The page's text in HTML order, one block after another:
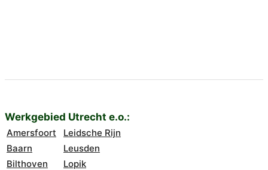
Werkgebied Utrecht e.o.:
Amersfoort
Leidsche Rijn
Baarn
Leusden
Bilthoven
Lopik